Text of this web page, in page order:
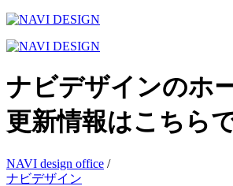
ナビデザインのホ
更新情報はこちら
NAVI design office /
ナビデザイン